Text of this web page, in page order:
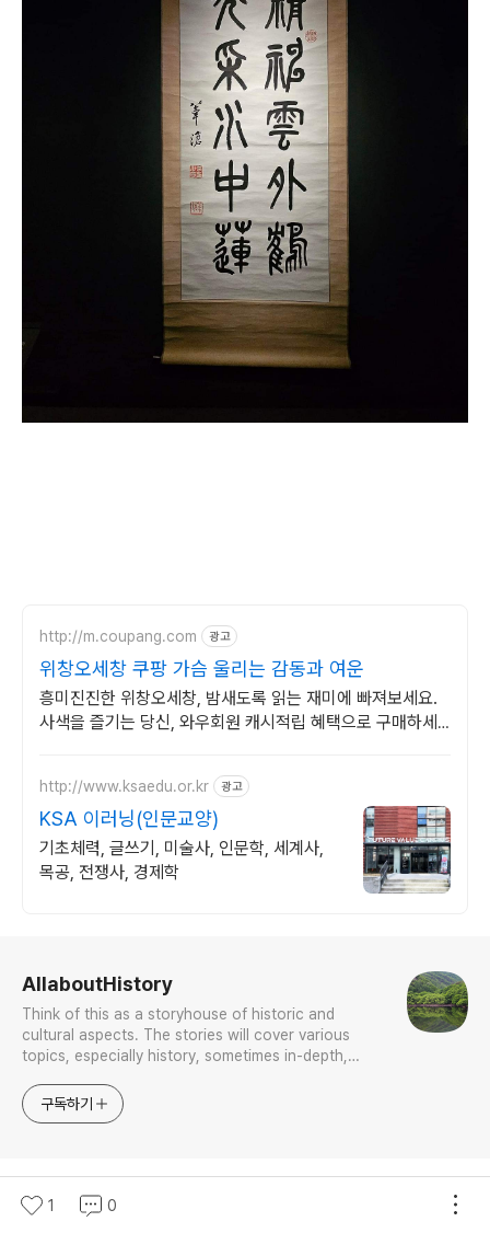
http://m.coupang.com 광고
위창오세창 쿠팡 가슴 울리는 감동과 여운
흥미진진한 위창오세창, 밤새도록 읽는 재미에 빠져보세요.
사색을 즐기는 당신, 와우회원 캐시적립 혜택으로 구매하세
http://www.ksaedu.or.kr 광고
KSA 이러닝(인문교양)
기초체력, 글쓰기, 미술사, 인문학, 세계사,
목공, 전쟁사, 경제학
AllaboutHistory
Think of this as a storyhouse of historic and
cultural aspects. The stories will cover various
topics, especially history, sometimes in-depth,
approach will be to resist any common sense or
generalized viewpoint
구독하기
探古의 일필휘지 더보기
1 0